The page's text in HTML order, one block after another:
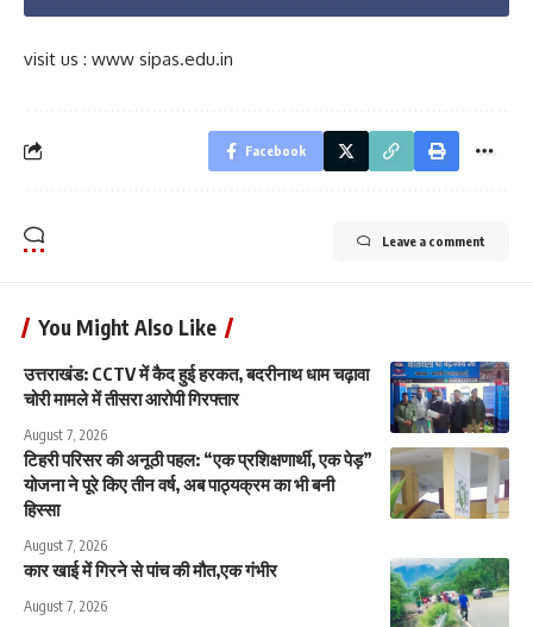
visit us : www sipas.edu.in
Facebook
Leave a comment
You Might Also Like
उत्तराखंड: CCTV में कैद हुई हरकत, बदरीनाथ धाम चढ़ावा
चोरी मामले में तीसरा आरोपी गिरफ्तार
August 7, 2026
टिहरी परिसर की अनूठी पहल: “एक प्रशिक्षणार्थी, एक पेड़”
योजना ने पूरे किए तीन वर्ष, अब पाठ्यक्रम का भी बनी
हिस्सा
August 7, 2026
कार खाई में गिरने से पांच की मौत,एक गंभीर
August 7, 2026